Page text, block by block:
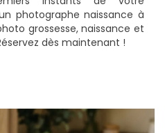
photographe naissance à
grossesse, naissance et
dès maintenant !